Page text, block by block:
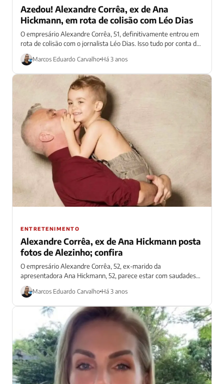
Azedou! Alexandre Corrêa, ex de Ana
Hickmann, em rota de colisão com Léo Dias
O empresário Alexandre Corrêa, 51, definitivamente entrou em
rota de colisão com o jornalista Léo Dias. Isso tudo por conta das
recentes...
Marcos Eduardo Carvalho Há 3 anos
ENTRETENIMENTO
Alexandre Corrêa, ex de Ana Hickmann posta
fotos de Alezinho; confira
O empresário Alexandre Corrêa, 52, ex-marido da
apresentadora Ana Hickmann, 52, parece estar com saudades
do filho do casal, Alezinho, 9 anos....
Marcos Eduardo Carvalho Há 3 anos